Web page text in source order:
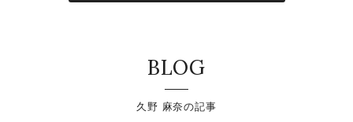
BLOG
久野 麻奈の記事